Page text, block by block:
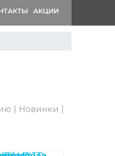
АКЦИИ
Новинки